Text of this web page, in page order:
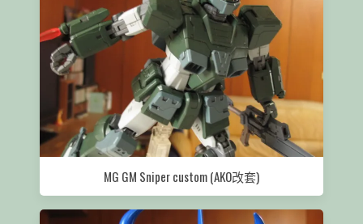
MG GM Sniper custom (AKO改套)